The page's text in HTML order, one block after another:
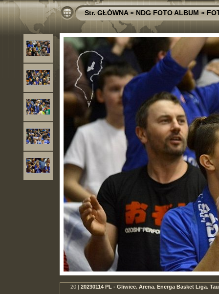
Str. GŁÓWNA»NDG FOTO ALBUM»
20 | 20230114 PL - Gliwice. Arena. Energa Basket Liga.